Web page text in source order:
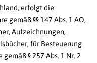
erfolgt die
gemäß §§ 147 Abs. 1 AO,
Aufzeichnungen,
für Besteuerung
§ 257 Abs. 1 Nr. 2